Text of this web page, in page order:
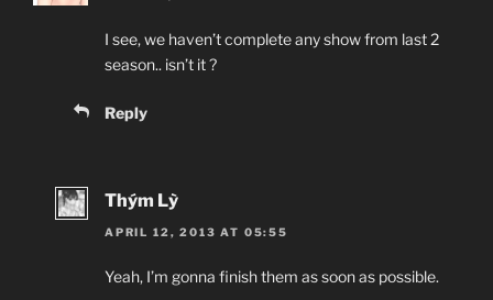
I see, we haven’t complete any show from last 2
season.. isn’t it ?
Reply
Thým Lỳ
APRIL 12, 2013 AT 05:55
Yeah, I’m gonna finish them as soon as possible.